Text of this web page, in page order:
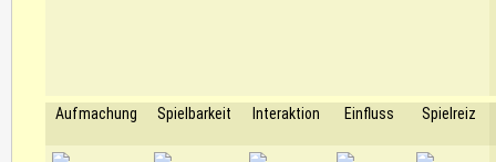
Aufmachung Spielbarkeit Interaktion Einfluss Spielreiz